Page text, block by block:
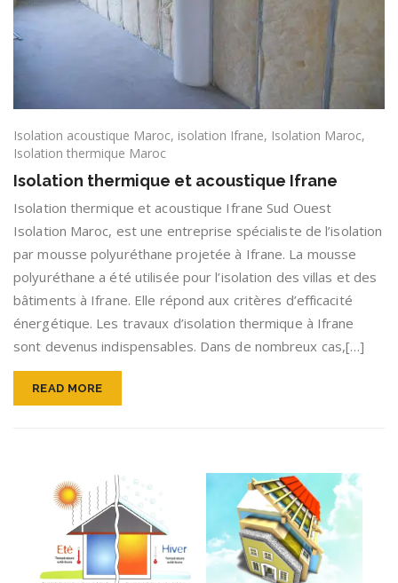
Isolation acoustique Maroc, isolation Ifrane, Isolation Maroc,
Isolation thermique Maroc
Isolation thermique et acoustique Ifrane
Isolation thermique et acoustique Ifrane Sud Ouest
Isolation Maroc, est une entreprise spécialiste de l’isolation
par mousse polyuréthane projetée à Ifrane. La mousse
polyuréthane a été utilisée pour l’isolation des villas et des
bâtiments à Ifrane. Elle répond aux critères d’efficacité
énergétique. Les travaux d’isolation thermique à Ifrane
sont devenus indispensables. Dans de nombreux cas,[…]
READ MORE